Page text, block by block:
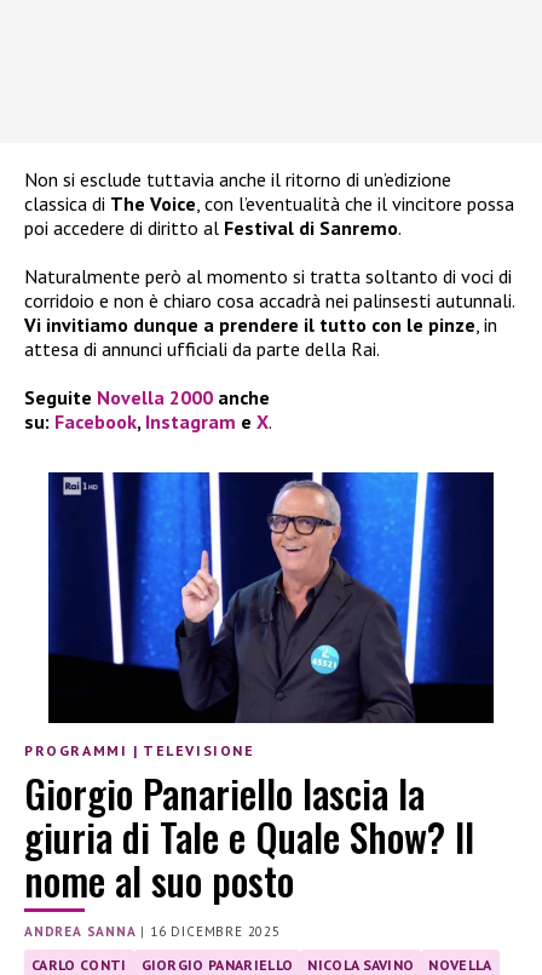
Non si esclude tuttavia anche il ritorno di un’edizione
classica di The Voice , con l’eventualità che il vincitore possa
poi accedere di diritto al Festival di Sanremo.
Naturalmente però al momento si tratta soltanto di voci di
corridoio e non è chiaro cosa accadrà nei palinsesti autunnali.
Vi invitiamo dunque a prendere il tutto con le pinze , in
attesa di annunci ufficiali da parte della Rai.
Seguite Novella 2000 anche
su: Facebook, Instagram e X.
PROGRAMMI | TELEVISIONE
Giorgio Panariello lascia la
giuria di Tale e Quale Show? Il
nome al suo posto
ANDREA SANNA | 16 DICEMBRE 2025
CARLO CONTI GIORGIO PANARIELLO NICOLA SAVINO
NOVELLA